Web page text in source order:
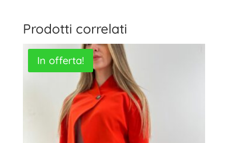
Prodotti correlati
In offerta!